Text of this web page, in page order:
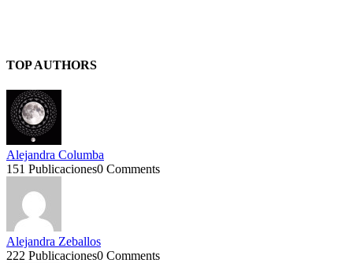
TOP AUTHORS
Alejandra Columba
151 Publicaciones0 Comments
Alejandra Zeballos
222 Publicaciones0 Comments